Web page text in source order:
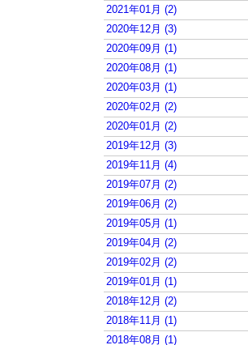
2021年01月 (2)
2020年12月 (3)
2020年09月 (1)
2020年08月 (1)
2020年03月 (1)
2020年02月 (2)
2020年01月 (2)
2019年12月 (3)
2019年11月 (4)
2019年07月 (2)
2019年06月 (2)
2019年05月 (1)
2019年04月 (2)
2019年02月 (2)
2019年01月 (1)
2018年12月 (2)
2018年11月 (1)
2018年08月 (1)